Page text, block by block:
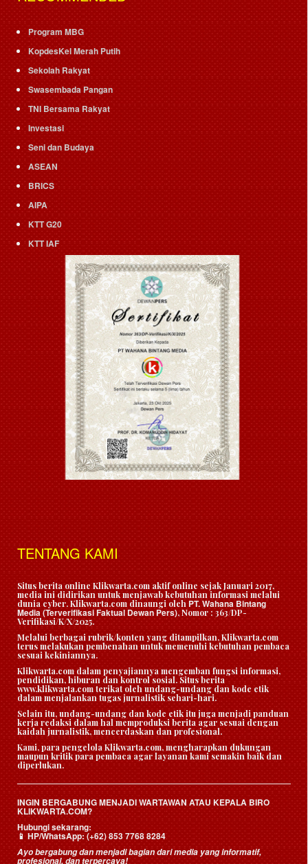
Program MBG
KopdesKel Merah Putih
Sekolah Rakyat
Swasembada Pangan
TNI Bersama Rakyat
Investasi
Seni dan Budaya
ASEAN
BRICS
AIPA
KTT G20
KTT IAF
TENTANG KAMI
Situs berita online Klikwarta.com aktif online sejak Januari 2017,
media ini didirikan untuk menjawab kebutuhan informasi melalui
dunia cyber. Klikwarta.com dinaungi oleh PT. Wahana Bintang
Media (Terverifikasi Faktual Dewan Pers), Nomor : 363/DP-
Verifikasi/K/X/2025.
Melalui berbagai rubrik/konten yang ditampilkan, Klikwarta.com
terus melakukan pembenahan untuk memenuhi kebutuhan pembaca
sesuai kekiniannya.
Klikwarta.com dalam penyajiannya mengemban fungsi informasi,
pendidikan, hiburan dan kontrol sosial. Situs berita
www.klikwarta.com terikat oleh undang-undang dan kode etik
dalam menjalankan tugas jurnalistik sehari-hari.
Selain itu, undang-undang dan kode etik itu juga menjadi panduan
kerja redaksi dalam hal memproduksi berita agar sesuai dengan
kaidah jurnalistik, mencerdaskan dan profesional.
Kami, para pengelola Klikwarta.com, mengharapkan dukungan
maupun kritik para pembaca agar layanan kami semakin baik dan
diperlukan.
INGIN BERGABUNG MENJADI WARTAWAN ATAU KEPALA BIRO
KLIKWARTA.COM?
Hubungi sekarang:
📱HP/WhatsApp:(+62) 853 7768 8284
Ayo bergabung dan menjadi bagian dari media yang informatif,
profesional, dan terpercaya!